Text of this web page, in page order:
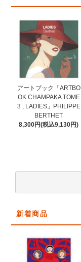
アートブック「ARTBO
OK CHAMPAKA TOME
3 ; LADIES」PHILIPPE
BERTHET
8,300円(税込9,130円)
新着商品